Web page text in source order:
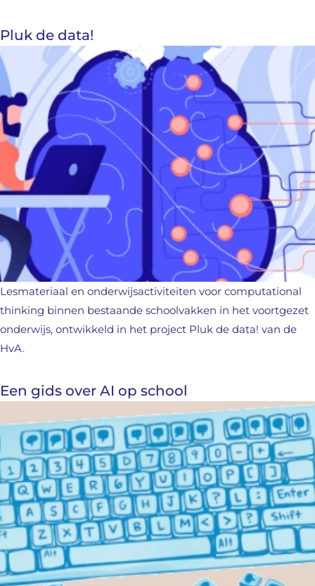
Pluk de data!
Lesmateriaal en onderwijsactiviteiten voor computational
thinking binnen bestaande schoolvakken in het voortgezet
onderwijs, ontwikkeld in het project Pluk de data! van de
HvA.
Een gids over AI op school